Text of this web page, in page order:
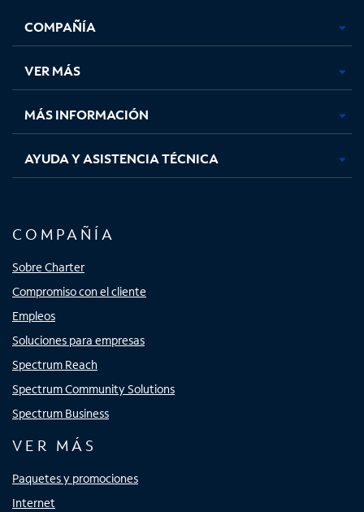
abre
en
pestaña
nueva
abre
en
pestaña
nueva
abre
en
pestaña
nueva
en
nueva
COMPAÑÍA
VER MÁS
MÁS INFORMACIÓN
AYUDA Y ASISTENCIA TÉCNICA
COMPAÑÍA
Sobre Charter
Compromiso con el cliente
Empleos
Soluciones para empresas
Spectrum Reach
Spectrum Community Solutions
Spectrum Business
VER MÁS
Paquetes y promociones
Internet